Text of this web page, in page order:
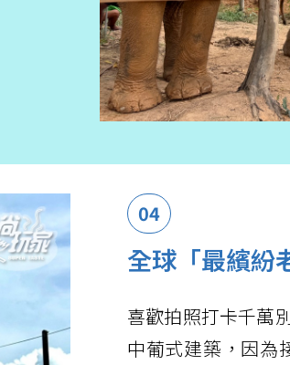
04
全球「最繽紛
喜歡拍照打卡千萬
中葡式建築，因為